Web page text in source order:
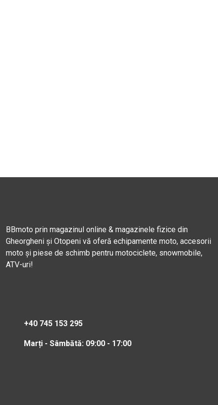
BBmoto prin magazinul online & magazinele fizice din
Gheorgheni și Otopeni vă oferă echipamente moto, accesorii
moto și piese de schimb pentru motociclete, snowmobile,
ATV-uri!
+40 745 153 295
Marți - Sâmbătă: 09:00 - 17:00